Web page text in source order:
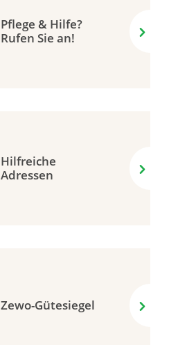
Pflege & Hilfe?
Rufen Sie an!
Hilfreiche
Adressen
Zewo-Gütesiegel